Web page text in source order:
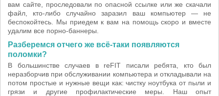
вам сайте, проследовали по опасной ссылке или же скачали
файл, кто-либо случайно заразил ваш компьютер — не
беспокойтесь. Мы приедем к вам на помощь скоро и вместе
удалим все порно-баннеры.
Разберемся отчего же всё-таки появляются
поломки?
В большинстве случаев в reFIT писали ребята, кто был
неразборчив при обслуживании компьютера и откладывали на
потом простые и нужные вещи как: чистку ноутбука от пыли и
грязи и другие профилактические меры. Наш опыт